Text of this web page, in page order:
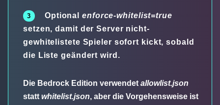
Optionalenforce-whitelist=true
setzen, damit der Server nicht-
gewhitelistete Spieler sofort kickt, sobald
die Liste geändert wird.
Die Bedrock Edition verwendet allowlist.json
statt whitelist.json, aber die Vorgehensweise ist